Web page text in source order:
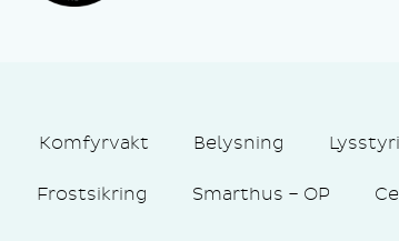
Komfyrvakt Belysning
Frostsikring Smarthus – OP